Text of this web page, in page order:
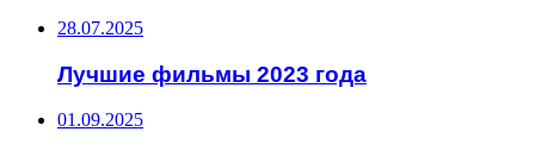
28.07.2025
Лучшие фильмы 2023 года
01.09.2025